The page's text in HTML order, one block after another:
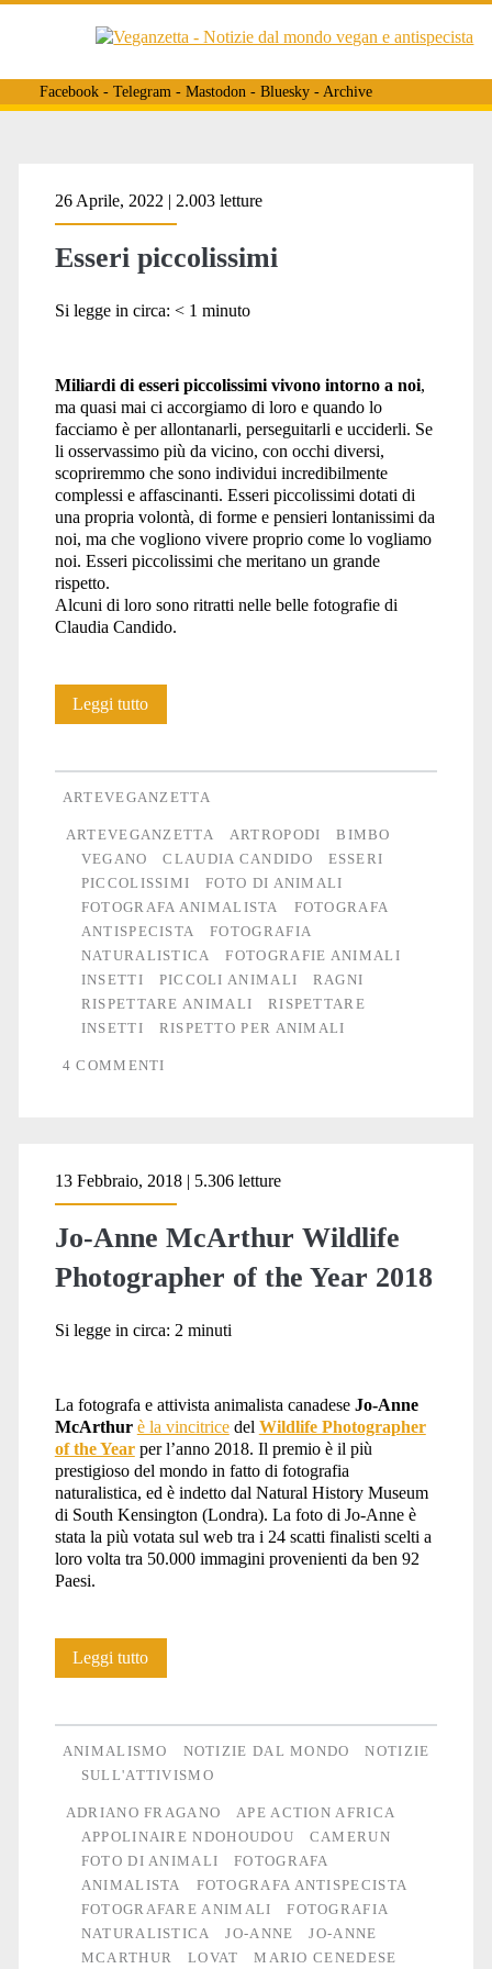
Facebook- Telegram- Mastodon- Bluesky- Archive
Tag:
<span>fotografa
26 Aprile, 2022 | 2.003 letture
Esseri piccolissimi
Si legge in circa: < 1 minuto
Miliardi di esseri piccolissimi vivono intorno a noi,
ma quasi mai ci accorgiamo di loro e quando lo
facciamo è per allontanarli, perseguitarli e ucciderli. Se
li osservassimo più da vicino, con occhi diversi,
scopriremmo che sono individui incredibilmente
complessi e affascinanti. Esseri piccolissimi dotati di
una propria volontà, di forme e pensieri lontanissimi da
noi, ma che vogliono vivere proprio come lo vogliamo
noi. Esseri piccolissimi che meritano un grande
rispetto.
Alcuni di loro sono ritratti nelle belle fotografie di
Claudia Candido.
Leggi tuttoEsseri
ARTEVEGANZETTA
ARTEVEGANZETTA ARTROPODI
BIMBO
VEGANO
CLAUDIA CANDIDO
ESSERI
PICCOLISSIMI
FOTO DI ANIMALI
FOTOGRAFA ANIMALISTA
FOTOGRAFA
ANTISPECISTA
FOTOGRAFIA
NATURALISTICA
FOTOGRAFIE ANIMALI
INSETTI
PICCOLI ANIMALI
RAGNI
RISPETTARE ANIMALI
RISPETTARE
INSETTI
RISPETTO PER ANIMALI
4 COMMENTI
13 Febbraio, 2018 | 5.306 letture
Jo-Anne McArthur Wildlife
Photographer of the Year 2018
Si legge in circa: 2 minuti
La fotografa e attivista animalista canadese Jo-Anne
McArthur è la vincitricedel Wildlife Photographer
of the Yearper l’anno 2018. Il premio è il più
prestigioso del mondo in fatto di fotografia
naturalistica, ed è indetto dal Natural History Museum
di South Kensington (Londra). La foto di Jo-Anne è
stata la più votata sul web tra i 24 scatti finalisti scelti a
loro volta tra 50.000 immagini provenienti da ben 92
Paesi.
Leggi tuttoJo-
Wildlife
Photographer
of
the
Year
ANIMALISMO NOTIZIE DAL MONDO
NOTIZIE
SULL'ATTIVISMO
ADRIANO FRAGANO
APE ACTION AFRICA
APPOLINAIRE NDOHOUDOU
CAMERUN
FOTO DI ANIMALI
FOTOGRAFA
ANIMALISTA
FOTOGRAFA ANTISPECISTA
FOTOGRAFARE ANIMALI
FOTOGRAFIA
NATURALISTICA
JO-ANNE
JO-ANNE
MCARTHUR
LOVAT MARIO CENEDESE